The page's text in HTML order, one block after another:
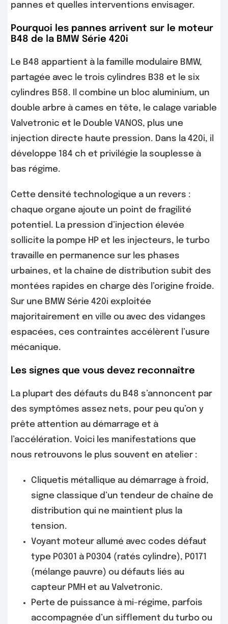
pannes et quelles interventions envisager.
Pourquoi les pannes arrivent sur le moteur
B48 de la BMW Série 420i
Le B48 appartient à la famille modulaire BMW,
partagée avec le trois cylindres B38 et le six
cylindres B58. Il combine un bloc aluminium, un
double arbre à cames en tête, le calage variable
Valvetronic et le Double VANOS, plus une
injection directe haute pression. Dans la 420i, il
développe 184 ch et privilégie la souplesse à
bas régime.
Cette densité technologique a un revers :
chaque organe ajoute un point de fragilité
potentiel. La pression d’injection élevée
sollicite la pompe HP et les injecteurs, le turbo
travaille en permanence sur les phases
urbaines, et la chaîne de distribution subit des
montées rapides en charge dès l’origine froide.
Sur une BMW Série 420i exploitée
majoritairement en ville ou avec des vidanges
espacées, ces contraintes accélèrent l’usure
mécanique.
Les signes que vous devez reconnaître
La plupart des défauts du B48 s’annoncent par
des symptômes assez nets, pour peu qu’on y
prête attention au démarrage et à
l’accélération. Voici les manifestations que
nous retrouvons le plus souvent en atelier :
Cliquetis métallique au démarrage à froid,
signe classique d’un tendeur de chaîne de
distribution qui ne maintient plus la
tension.
Voyant moteur allumé avec codes défaut
type P0301 à P0304 (ratés cylindre), P0171
(mélange pauvre) ou défauts liés au
capteur PMH et au Valvetronic.
Perte de puissance à mi-régime, parfois
accompagnée d’un sifflement du turbo ou